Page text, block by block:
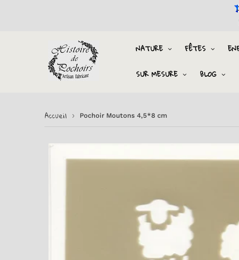
NATURE FÊTES
SUR MESURE BLOG
Accueil › Pochoir Moutons 4,5*8 cm